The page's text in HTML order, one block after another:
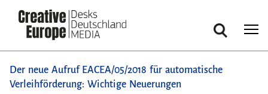
zum
Inhalt
Suche
Der neue Aufruf EACEA/05/2018 für automatische
Verleihförderung: Wichtige Neuerungen